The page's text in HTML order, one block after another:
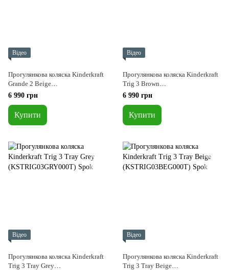
Відео
Прогулянкова коляска Kinderkraft
Grande 2 Beige
(KSGRAN02BEG0000)
6 990 грн
Купити
Відео
Прогулянкова коляска Kinderkraft
Trig 3 Brown
(KSTRIG03BRW0000)
6 990 грн
Купити
Відео
Прогулянкова коляска Kinderkraft
Trig 3 Tray Grey
Відео
Прогулянкова коляска Kinderkraft
Trig 3 Tray Beige